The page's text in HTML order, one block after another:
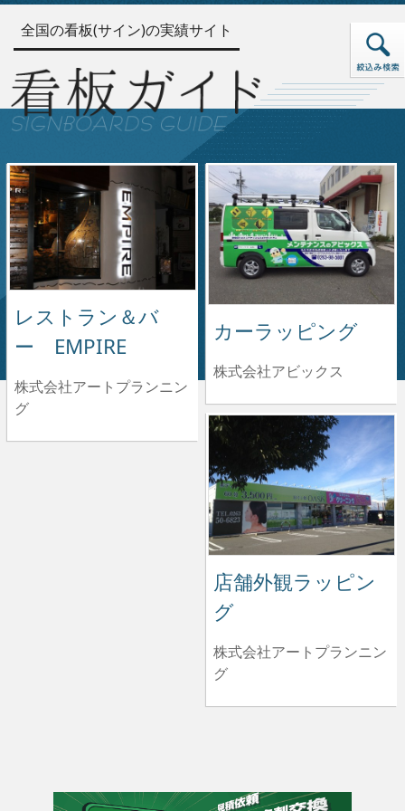
全国の看板(サイン)の実績サイト
レストラン＆バ
ー EMPIRE
株式会社アートプランニン
グ
カーラッピング
株式会社アビックス
店舗外観ラッピン
グ
株式会社アートプランニン
グ